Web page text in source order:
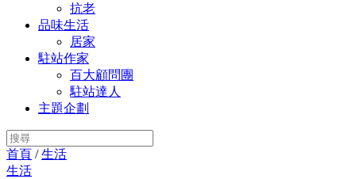
抗老
品味生活
居家
駐站作家
百大顧問團
駐站達人
主題企劃
首頁 /生活
生活